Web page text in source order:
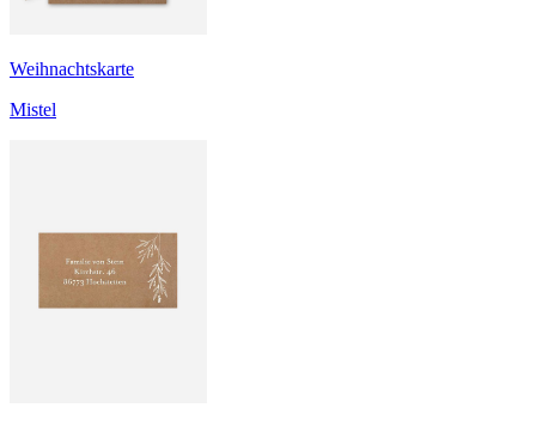
Weihnachtskarte
Mistel